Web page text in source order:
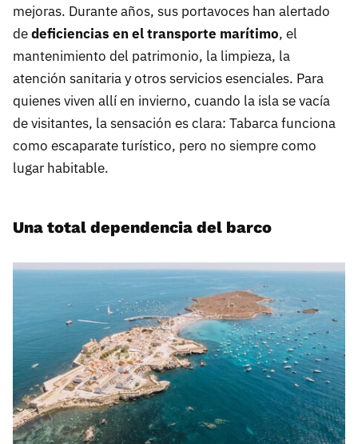
mejoras. Durante años, sus portavoces han alertado
dedeficiencias en el transporte marítimo, el
mantenimiento del patrimonio, la limpieza, la
atención sanitaria y otros servicios esenciales. Para
quienes viven allí en invierno, cuando la isla se vacía
de visitantes, la sensación es clara: Tabarca funciona
como escaparate turístico, pero no siempre como
lugar habitable.
Una total dependencia del barco